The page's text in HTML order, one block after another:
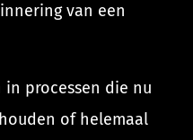
van een
in processen die nu
of helemaal